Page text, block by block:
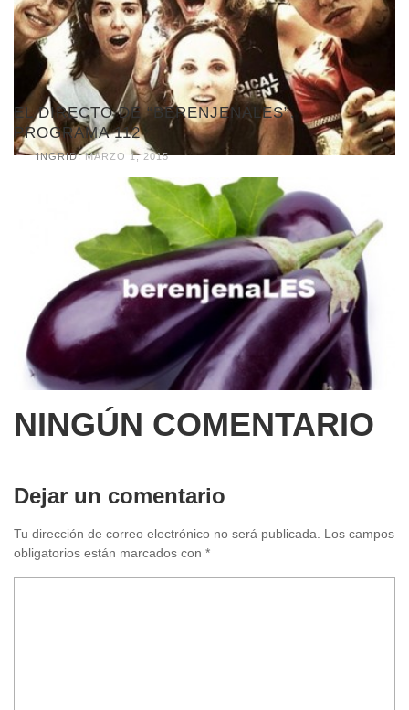
EL DIRECTO DE “BERENJENALES”.
PROGRAMA 112
INGRID, MARZO 1, 2015
NINGÚN COMENTARIO
Dejar un comentario
Tu dirección de correo electrónico no será publicada. Los campos
obligatorios están marcados con *